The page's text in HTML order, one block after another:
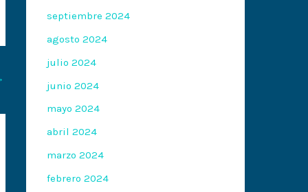
septiembre 2024
agosto 2024
julio 2024
junio 2024
mayo 2024
abril 2024
marzo 2024
febrero 2024